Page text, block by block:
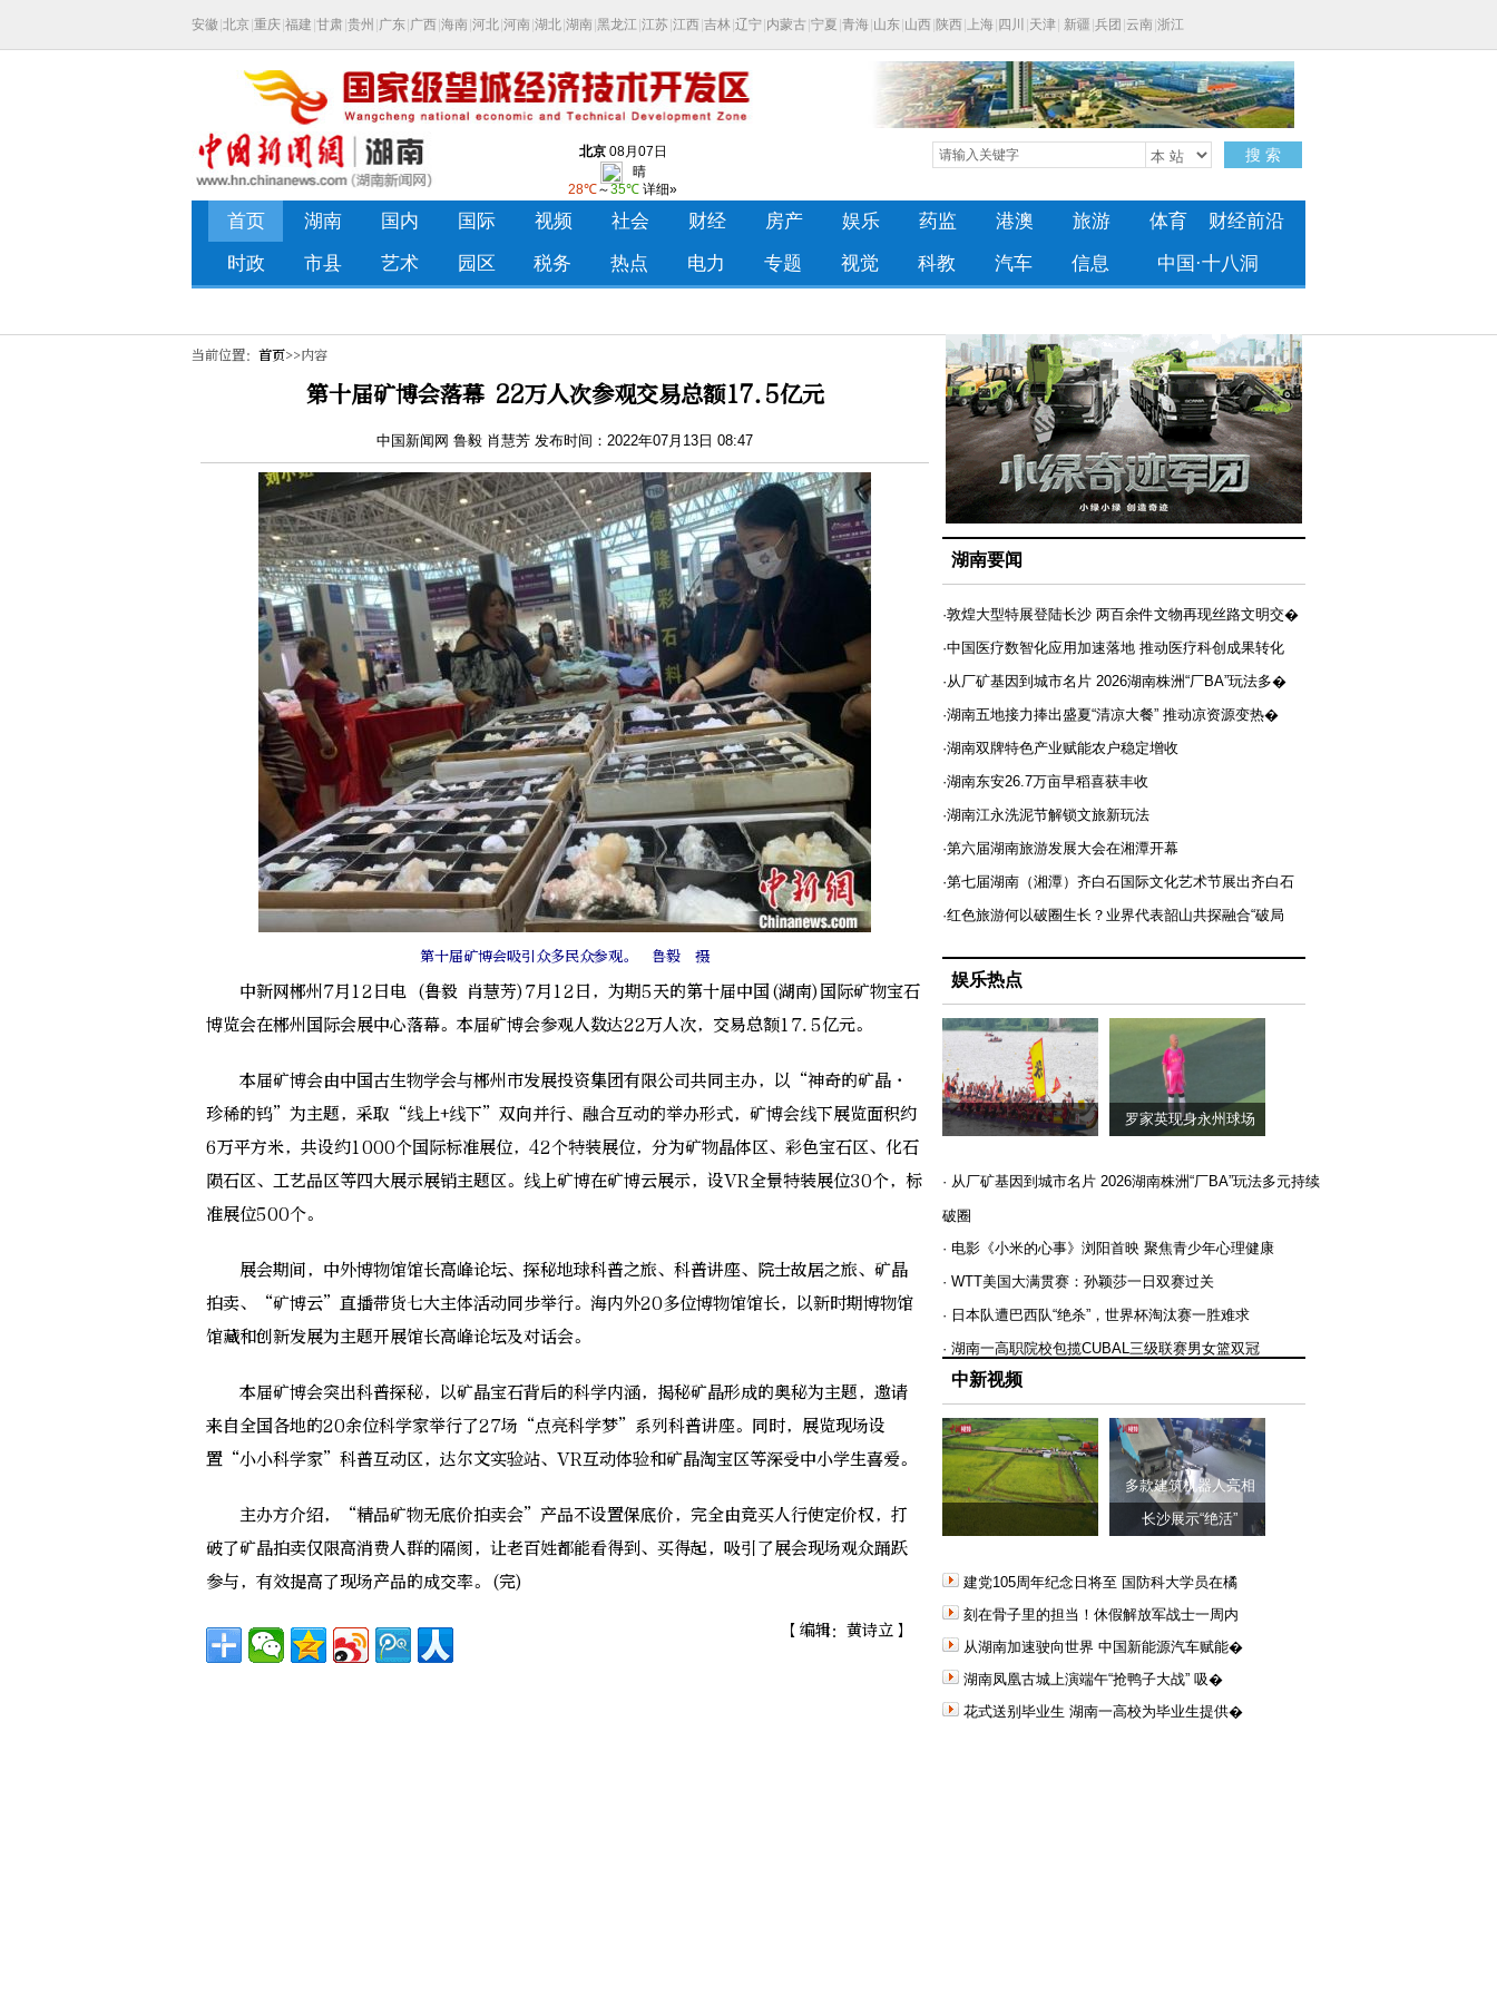
当前位置： 首页>>内容
第十届矿博会落幕 22万人次参观交易总额17.5亿元
中国新闻网 鲁毅 肖慧芳 发布时间：2022年07月13日 08:47
第十届矿博会吸引众多民众参观。 鲁毅 摄
中新网郴州7月12日电 (鲁毅 肖慧芳)7月12日，为期5天的第十届中国(湖南)国际矿物宝石
博览会在郴州国际会展中心落幕。本届矿博会参观人数达22万人次，交易总额17.5亿元。
本届矿博会由中国古生物学会与郴州市发展投资集团有限公司共同主办，以“神奇的矿晶·
珍稀的钨”为主题，采取“线上+线下”双向并行、融合互动的举办形式，矿博会线下展览面积约
6万平方米，共设约1000个国际标准展位，42个特装展位，分为矿物晶体区、彩色宝石区、化石
陨石区、工艺品区等四大展示展销主题区。线上矿博在矿博云展示，设VR全景特装展位30个，标
准展位500个。
展会期间，中外博物馆馆长高峰论坛、探秘地球科普之旅、科普讲座、院士故居之旅、矿晶
拍卖、“矿博云”直播带货七大主体活动同步举行。海内外20多位博物馆馆长，以新时期博物馆
馆藏和创新发展为主题开展馆长高峰论坛及对话会。
本届矿博会突出科普探秘，以矿晶宝石背后的科学内涵，揭秘矿晶形成的奥秘为主题，邀请
来自全国各地的20余位科学家举行了27场“点亮科学梦”系列科普讲座。同时，展览现场设
置“小小科学家”科普互动区，达尔文实验站、VR互动体验和矿晶淘宝区等深受中小学生喜爱。
主办方介绍，“精品矿物无底价拍卖会”产品不设置保底价，完全由竞买人行使定价权，打
破了矿晶拍卖仅限高消费人群的隔阂，让老百姓都能看得到、买得起，吸引了展会现场观众踊跃
参与，有效提高了现场产品的成交率。(完)
【编辑：黄诗立】
湖南要闻
·敦煌大型特展登陆长沙 两百余件文物再现丝路文明交�
·中国医疗数智化应用加速落地 推动医疗科创成果转化
·从厂矿基因到城市名片 2026湖南株洲“厂BA”玩法多�
·湖南五地接力捧出盛夏“清凉大餐” 推动凉资源变热�
·湖南双牌特色产业赋能农户稳定增收
·湖南东安26.7万亩早稻喜获丰收
·湖南江永洗泥节解锁文旅新玩法
·第六届湖南旅游发展大会在湘潭开幕
·第七届湖南（湘潭）齐白石国际文化艺术节展出齐白石
·红色旅游何以破圈生长？业界代表韶山共探融合“破局
娱乐热点
罗家英现身永州球场
· 从厂矿基因到城市名片 2026湖南株洲“厂BA”玩法多元持续
破圈
· 电影《小米的心事》浏阳首映 聚焦青少年心理健康
· WTT美国大满贯赛：孙颖莎一日双赛过关
· 日本队遭巴西队“绝杀”，世界杯淘汰赛一胜难求
· 湖南一高职院校包揽CUBAL三级联赛男女篮双冠
中新视频
多款建筑机器人亮相
长沙展示“绝活”
建党105周年纪念日将至 国防科大学员在橘
刻在骨子里的担当！休假解放军战士一周内
从湖南加速驶向世界 中国新能源汽车赋能�
湖南凤凰古城上演端午“抢鸭子大战” 吸�
花式送别毕业生 湖南一高校为毕业生提供�